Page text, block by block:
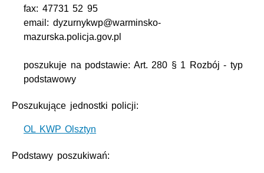
fax: 47731 52 95
email: dyzurnykwp@warminsko-
mazurska.policja.gov.pl
poszukuje na podstawie: Art. 280 § 1 Rozbój - typ
podstawowy
Poszukujące jednostki policji:
OL KWP Olsztyn
Podstawy poszukiwań: